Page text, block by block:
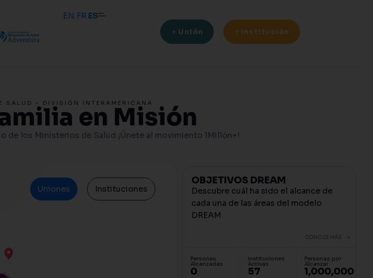
EN FR ES
Unión Institución
SALUD - DIVISIÓN INTERAMERICANA
en Misión
de los Ministerios de Salud ¡Únete al movimiento 1Millón+!
Uniones Instituciones
OBJETIVOS DREAM
Descubre cuál ha sido el alcance de
cada una de las áreas del modelo
DREAM
CONOCE MÁS
Personas
Alcanzadas
0
Instituciones
Activas
57
Personas por
Alcanzar
1,000,000